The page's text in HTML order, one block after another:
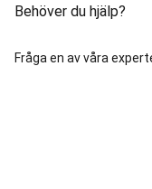
Behöver du hjälp?
Fråga en av våra